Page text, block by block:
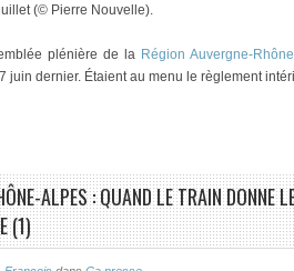
(© Pierre Nouvelle).
plénière de la Région Auvergne-
juin dernier. Étaient au menu le règlement
ALPES : QUAND LE TRAIN DONNE
(1)